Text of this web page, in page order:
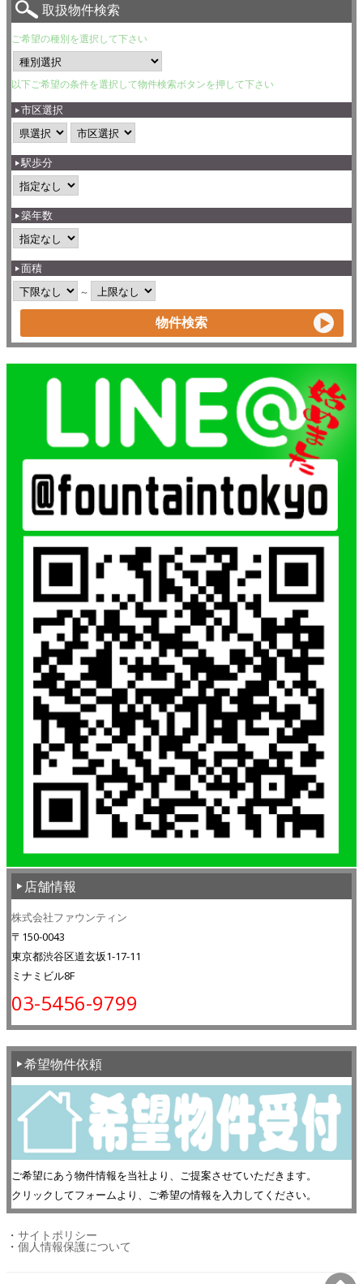
取扱物件検索
ご希望の種別を選択して下さい
以下ご希望の条件を選択して物件検索ボタンを押して下さい
市区選択
駅歩分
築年数
面積
～
店舗情報
株式会社ファウンティン
〒150-0043
東京都渋谷区道玄坂1-17-11
ミナミビル8F
03-5456-9799
希望物件依頼
ご希望にあう物件情報を当社より、ご提案させていただきます。
クリックしてフォームより、ご希望の情報を入力してください。
・ サイトポリシー
・ 個人情報保護について